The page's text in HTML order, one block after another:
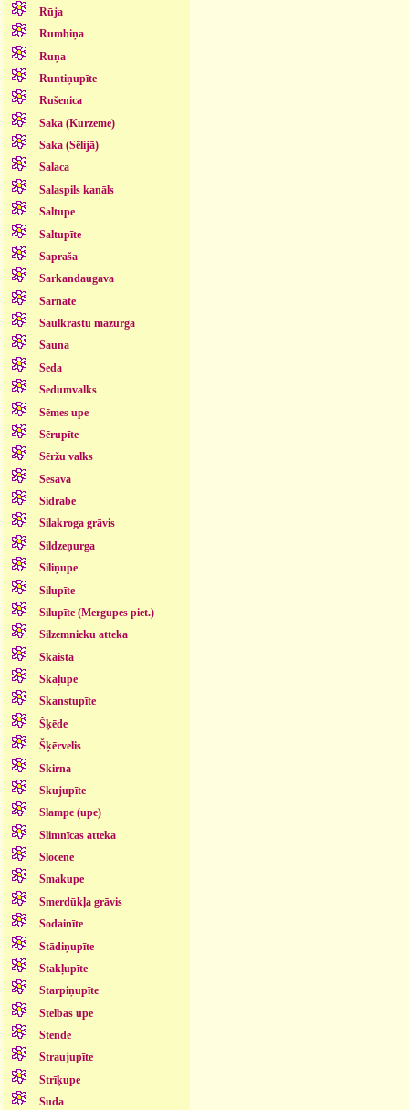
Rūja
Rumbiņa
Ruņa
Runtiņupīte
Rušenica
Saka (Kurzemē)
Saka (Sēlijā)
Salaca
Salaspils kanāls
Saltupe
Saltupīte
Sapraša
Sarkandaugava
Sārnate
Saulkrastu mazurga
Sauna
Seda
Sedumvalks
Sēmes upe
Sērupīte
Sēržu valks
Sesava
Sidrabe
Silakroga grāvis
Sildzeņurga
Siliņupe
Silupīte
Silupīte (Mergupes piet.)
Silzemnieku atteka
Skaista
Skaļupe
Skanstupīte
Šķēde
Šķērvelis
Skirna
Skujupīte
Slampe (upe)
Slimnīcas atteka
Slocene
Smakupe
Smerdūkļa grāvis
Sodainīte
Stādiņupīte
Stakļupīte
Starpiņupīte
Stelbas upe
Stende
Straujupīte
Strīķupe
Suda